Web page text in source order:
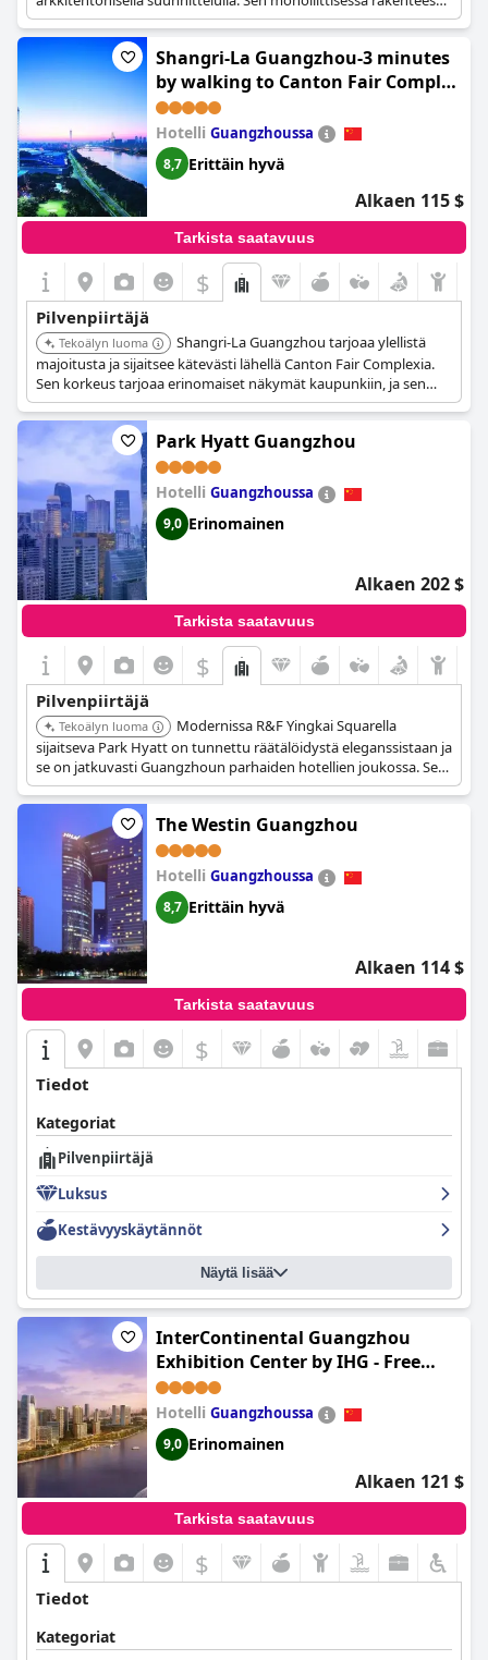
on läpinäkyviä lasilaatikoita julkisille alueille, mikä antaa hotellin
tunnelman säteillä ympäröiviin naapurustoihin. Hotelli tarjoaa
ainutlaatuisen tilallisen matkan sisäänkäynniltä kattouima-
altaalle.
Shangri-La Guangzhou-3 minutes
by walking to Canton Fair Complex
(Shangri-La Guangzhou)
Hotelli Guangzhoussa
8,7 Erittäin hyvä
Alkaen 115 $
Tarkista saatavuus
$
Pilvenpiirtäjä
Tekoälyn luoma
Shangri-La Guangzhou tarjoaa ylellistä
majoitusta ja sijaitsee kätevästi lähellä Canton Fair Complexia.
Sen korkeus tarjoaa erinomaiset näkymät kaupunkiin, ja sen
mukavuudet palvelevat sekä liike- että vapaa-ajan matkailijoita.
Park Hyatt Guangzhou
Hotelli Guangzhoussa
9,0 Erinomainen
Alkaen 202 $
Tarkista saatavuus
$
Pilvenpiirtäjä
Tekoälyn luoma
Modernissa R&F Yingkai Squarella
sijaitseva Park Hyatt on tunnettu räätälöidystä eleganssistaan ja
se on jatkuvasti Guangzhoun parhaiden hotellien joukossa. Sen
Super Potaton suunnittelema muotoilu tarjoaa taivaallisen
kiinteistön lähellä huippunähtävyyksiä ja siinä on ääretön uima-
allas upeilla näkymillä.The Westin Guangzhou
Hotelli Guangzhoussa
8,7 Erittäin hyvä
Alkaen 114 $
Tarkista saatavuus
$
Tiedot
Kategoriat
Pilvenpiirtäjä
Luksus
Kestävyyskäytännöt
Näytä lisää
InterContinental Guangzhou
Exhibition Center by IHG - Free
shuttle between hotel and
Exhibition Center during Canton
Fair & Exhibitor registration
Counter (InterContinental
Guangzhou Exhibition Center by
IHG)
Hotelli Guangzhoussa
9,0 Erinomainen
Alkaen 121 $
Tarkista saatavuus
$
Tiedot
Kategoriat